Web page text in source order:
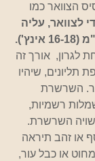
הצוואר כמו
לצוואר, עליה
אורך זה
תליונים, שיהיו
השרשרת
רשמיות,
השרשרת.
או זהב תיראה
או כבל עור,